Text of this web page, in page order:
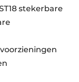
stekerbare